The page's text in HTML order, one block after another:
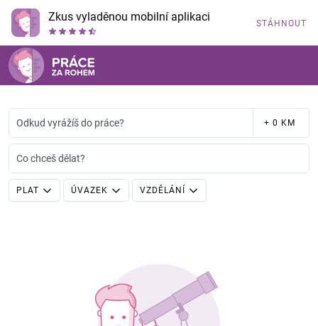
Zkus vyladěnou mobilní aplikaci STÁHNOUT
Odkud vyrážíš do práce? + 0 KM
Co chceš dělat?
PLAT ÚVAZEK VZDĚLÁNÍ